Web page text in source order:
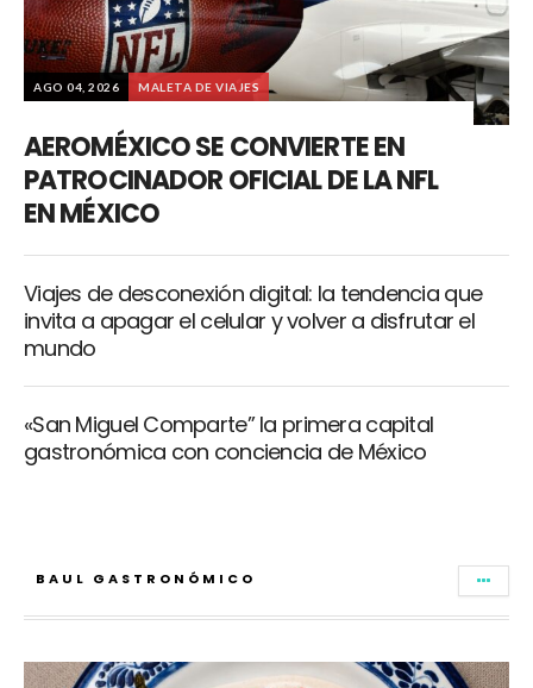
AGO 04, 2026 MALETA DE VIAJES
AEROMÉXICO SE CONVIERTE EN
PATROCINADOR OFICIAL DE LA NFL
EN MÉXICO
Viajes de desconexión digital: la tendencia que
invita a apagar el celular y volver a disfrutar el
mundo
«San Miguel Comparte” la primera capital
gastronómica con conciencia de México
BAUL GASTRONÓMICO